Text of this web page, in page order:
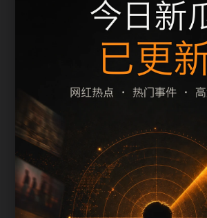
发吃瓜表情是讨厌吗站内检索建议
emv相关问题整理
上一篇
图片语义匹配